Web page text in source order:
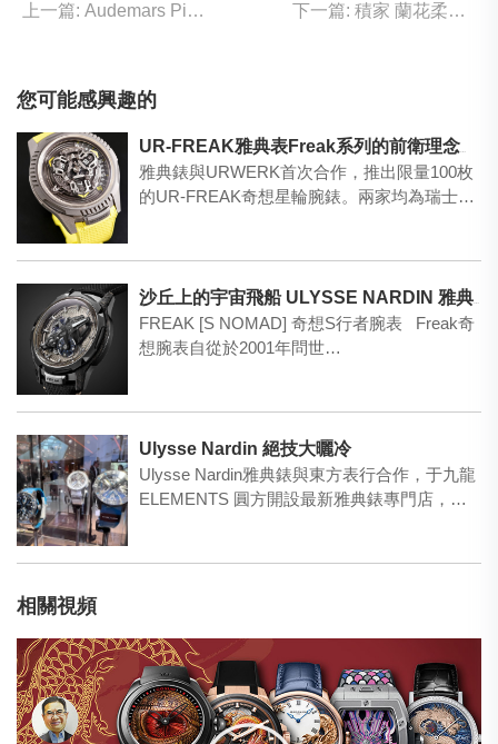
上一篇: Audemars Piguet 纖薄新記錄 下一篇: 積家 蘭花柔美細膩
您可能感興趣的
UR-FREAK雅典表Freak系列的前衛理念與URWERK的創新時間顯示相融匯
雅典錶與URWERK首次合作，推出限量100枚
的UR-FREAK奇想星輪腕錶。兩家均為瑞士獨
沙丘上的宇宙飛船 ULYSSE NARDIN 雅典表
FREAK [S NOMAD] 奇想S行者腕表 Freak奇
想腕表自從於2001年問世…
Ulysse Nardin 絕技大曬冷
Ulysse Nardin雅典錶與東方表行合作，于九龍
ELEMENTS 圓方開設最新雅典錶專門店，
相關視頻